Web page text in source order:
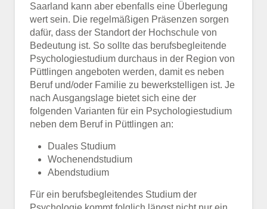
Saarland kann aber ebenfalls eine Überlegung
wert sein. Die regelmäßigen Präsenzen sorgen
dafür, dass der Standort der Hochschule von
Bedeutung ist. So sollte das berufsbegleitende
Psychologiestudium durchaus in der Region von
Püttlingen angeboten werden, damit es neben
Beruf und/oder Familie zu bewerkstelligen ist. Je
nach Ausgangslage bietet sich eine der
folgenden Varianten für ein Psychologiestudium
neben dem Beruf in Püttlingen an:
Duales Studium
Wochenendstudium
Abendstudium
Für ein berufsbegleitendes Studium der